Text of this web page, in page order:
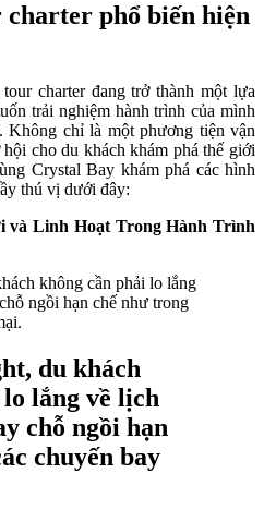
charter phổ biến hiện
charter đang trở thành một lựa
trải nghiệm hành trình của mình
Không chỉ là một phương tiện vận
cho du khách khám phá thế giới
Crystal Bay khám phá các hình
thú vị dưới đây:
và Linh Hoạt Trong Hành Trình
du khách
lắng về lịch
chỗ ngồi hạn
chuyến bay